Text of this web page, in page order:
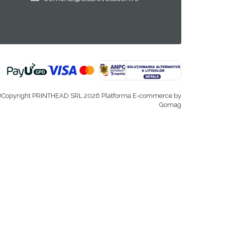
PRINTHEAD SRL 2026 Platforma E-commerce by
Gomag